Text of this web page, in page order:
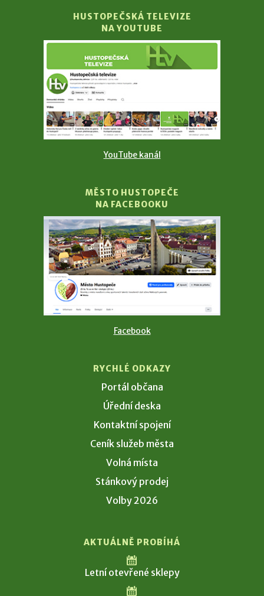
HUSTOPEČSKÁ TELEVIZE
NA YOUTUBE
YouTube kanál
MĚSTO HUSTOPEČE
NA FACEBOOKU
Facebook
RYCHLÉ ODKAZY
Portál občana
Úřední deska
Kontaktní spojení
Ceník služeb města
Volná místa
Stánkový prodej
Volby 2026
AKTUÁLNĚ PROBÍHÁ
Letní otevřené sklepy